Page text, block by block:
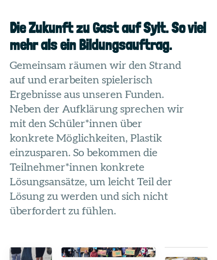
Die Zukunft zu Gast auf Sylt. So viel
mehr als ein Bildungsauftrag.
Gemeinsam räumen wir den Strand
auf und erarbeiten spielerisch
Ergebnisse aus unseren Funden.
Neben der Aufklärung sprechen wir
mit den Schüler*innen über
konkrete Möglichkeiten, Plastik
einzusparen. So bekommen die
Teilnehmer*innen konkrete
Lösungsansätze, um leicht Teil der
Lösung zu werden und sich nicht
überfordert zu fühlen.